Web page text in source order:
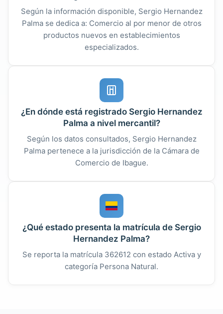
Según la información disponible, Sergio Hernandez
Palma se dedica a: Comercio al por menor de otros
productos nuevos en establecimientos
especializados.
¿En dónde está registrado Sergio Hernandez
Palma a nivel mercantil?
Según los datos consultados, Sergio Hernandez
Palma pertenece a la jurisdicción de la Cámara de
Comercio de Ibague.
¿Qué estado presenta la matrícula de Sergio
Hernandez Palma?
Se reporta la matrícula 362612 con estado Activa y
categoría Persona Natural.